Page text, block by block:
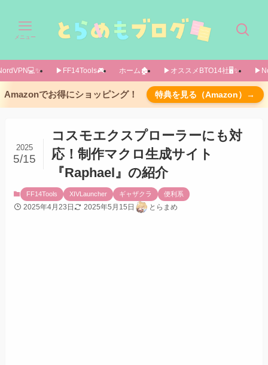
メニュー
▶FF14Tools🎮️ ホーム🏚️ ▶オススメBTO14社🖥️✨️
Amazonでお得にショッピング！ 特典を見る（Amazon）→
コスモエクスプローラーにも対
応！制作マクロ生成サイト
『Raphael』の紹介
2025
5/15
FF14Tools XIVLauncher ギャザクラ 便利系
2025年4月23日 2025年5月15日 とらまめ
使い方は簡単！
飯・薬なしのステータスさえしっかり入力すれ
DL版が出ました
ツールの話は以下
Artisanで使うには